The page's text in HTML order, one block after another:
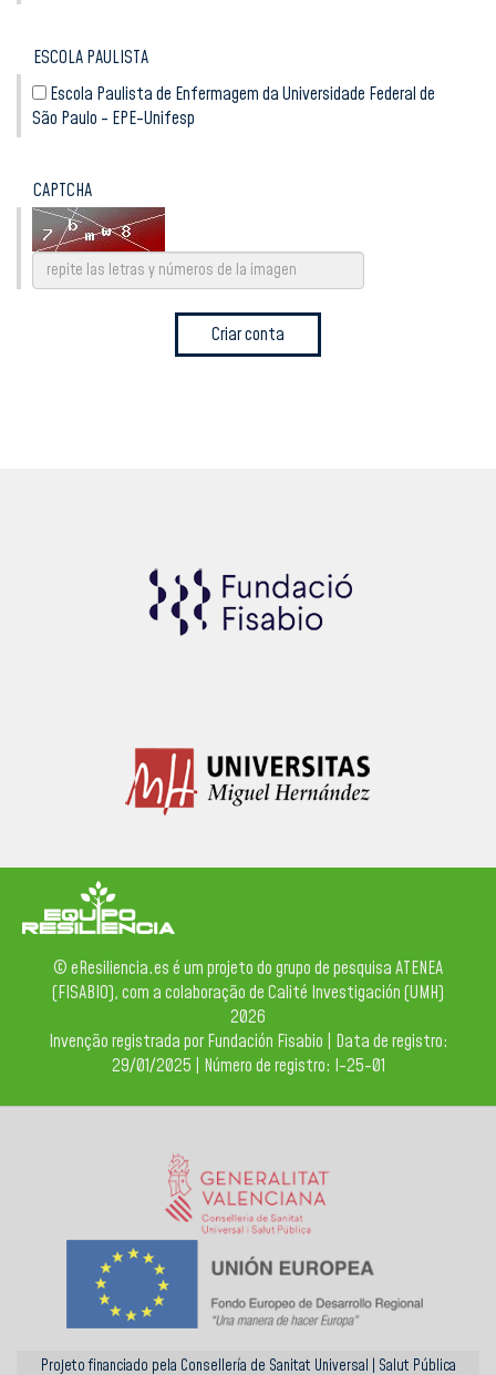
ESCOLA PAULISTA
Escola Paulista de Enfermagem da Universidade Federal de
São Paulo - EPE-Unifesp
CAPTCHA
Criar conta
© eResiliencia.es é um projeto do grupo de pesquisa ATENEA
(FISABIO), com a colaboração de Calité Investigación (UMH)
2026
Invenção registrada por Fundación Fisabio | Data de registro:
29/01/2025 | Número de registro: I-25-01
Projeto financiado pela Consellería de Sanitat Universal | Salut Pública